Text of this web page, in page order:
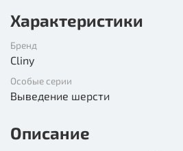
Характеристики
Бренд
Cliny
Особые серии
Выведение шерсти
Описание